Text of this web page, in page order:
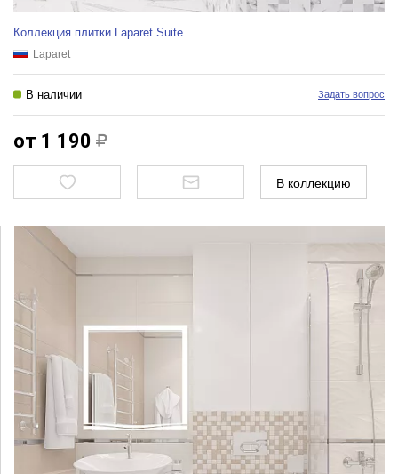
Коллекция плитки Laparet Suite
Laparet
В наличии Задать вопрос
от 1 190
В коллекцию